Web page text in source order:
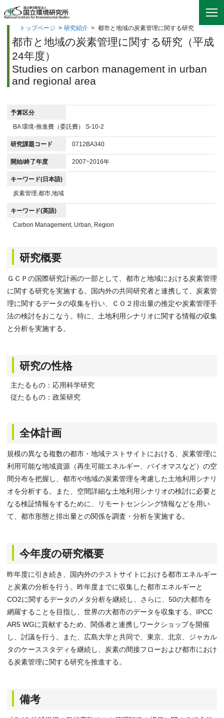
トップページ > 研究紹介 > 都市と地域の炭素管理に関する研究
都市と地域の炭素管理に関する研究（平成
24年度）
Studies on carbon management in urban
and regional area
予算区分
BA 環境-推進費（委託費） S-10-2
研究課題コード 0712BA340
開始/終了年度 2007~2016年
キーワード(日本語)
炭素管理,都市,地域
キーワード(英語)
Carbon Management, Urban, Region
研究概要
ＧＣＰの国際研究計画の一部として、都市と地域における炭素管理
に関する研究を実施する。国内外の共同研究者と連携して、炭素管
理に関するデータの収集を行い、ＣＯ２排出量の推定や炭素管理手
法の検討をおこなう。特に、土地利用シナリオに関する情報の収集
と分析を実施する。
研究の性格
主たるもの：応用科学研究
従たるもの：政策研究
全体計画
規模の異なる複数の都市・地域テストサイトにおける、炭素管理に
利用可能な地域資源（再生可能エネルギー、バイオマスなど）の空
間分布を把握し、都市や地域の炭素管理を考慮した土地利用シナリ
オを分析する。また、空間詳細な土地利用シナリオの検討に必要と
なる検証情報をするために、リモートセンシング情報などを用い
て、都市形態と排出量との関係を調査・分析を実施する。
今年度の研究概要
昨年度に引き続き、国内外のテストサイトにおける都市エネルギー
と炭素の分析を行う。昨年度までに収集した都市エネルギーと
CO2に関するデータのメタ分析を継続し、さらに、50の大都市を
網羅することを目指し、世界の大都市のデータを収集する。IPCC
AR5 WGに貢献するため、関係者と連携しワークショップを開催
し、討議を行う。また、広島大学と共同で、東京、北京、ジャカル
タのケーススタディを継続し、炭素の間接フローおよび都市におけ
る炭素管理に関する研究を推進する。
備考